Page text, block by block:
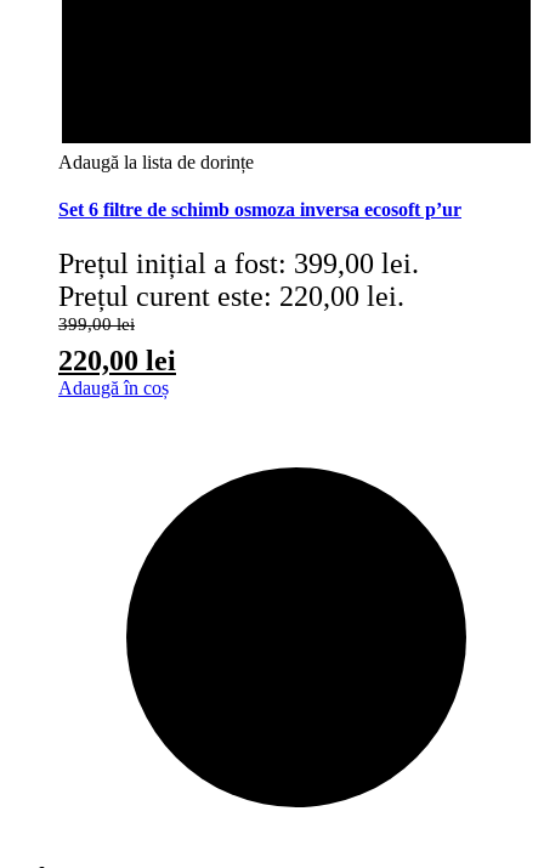
Adaugă la lista de dorințe
Set 6 filtre de schimb osmoza inversa ecosoft p’ur
399,00lei
Prețul inițial a fost: 399,00 lei.
220,00 lei
Prețul curent este: 220,00 lei.
Adaugă în coș